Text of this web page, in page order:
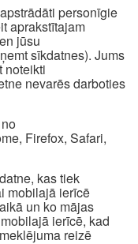
personīgie
aprakstītajam
jūsu
sīkdatnes). Jums
noteikti
nevarēs darboties
Firefox, Safari,
kas tiek
mobilajā ierīcē
un ko mājas
ierīcē, kad
reizē